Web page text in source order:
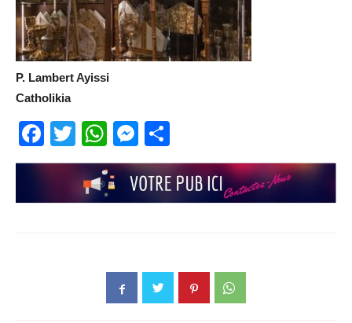
P. Lambert Ayissi
Catholikia
Facebook
TwitterWhatsApp
Messenger